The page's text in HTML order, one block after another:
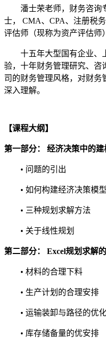
潘士荣老师，财务咨询
士， CMA、CPA、注册税
评估师（现称为资产评估师
十五年大型国有企业、
验，十年财务管理研究、咨
司的财务管理风格，对财务
深入理解。
【课程大纲】
第一部分： 经济决策中的建
• 问题的引出
• 如何构建经济决策模型
• 三种规划求解方法
• 关于线性规划
第二部分： Excel规划求解
• 材料的合理下料
• 生产计划的合理安排
• 运输装卸与路径的优
• 库存储备量的优安排